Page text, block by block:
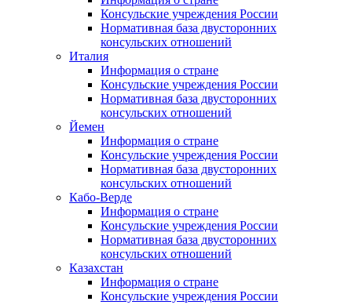
Консульские учреждения России
Нормативная база двусторонних
консульских отношений
Италия
Информация о стране
Консульские учреждения России
Нормативная база двусторонних
консульских отношений
Йемен
Информация о стране
Консульские учреждения России
Нормативная база двусторонних
консульских отношений
Кабо-Верде
Информация о стране
Консульские учреждения России
Нормативная база двусторонних
консульских отношений
Казахстан
Информация о стране
Консульские учреждения России